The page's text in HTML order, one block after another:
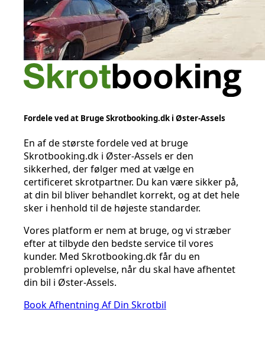
Fordele ved at Bruge Skrotbooking.dk i Øster-Assels
En af de største fordele ved at bruge
Skrotbooking.dk i Øster-Assels er den
sikkerhed, der følger med at vælge en
certificeret skrotpartner. Du kan være sikker på,
at din bil bliver behandlet korrekt, og at det hele
sker i henhold til de højeste standarder.
Vores platform er nem at bruge, og vi stræber
efter at tilbyde den bedste service til vores
kunder. Med Skrotbooking.dk får du en
problemfri oplevelse, når du skal have afhentet
din bil i Øster-Assels.
Book Afhentning Af Din Skrotbil